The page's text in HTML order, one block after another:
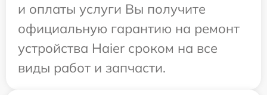
и оплаты услуги Вы получите
официальную гарантию на ремонт
устройства Haier сроком на все
виды работ и запчасти.